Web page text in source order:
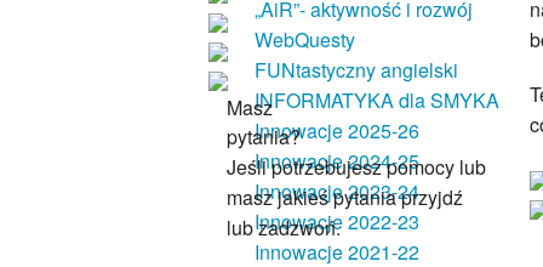
„AiR”- aktywność i rozwój
WebQuesty
FUNtastyczny angielski
INFORMATYKA dla SMYKA
Innowacje 2025-26
Innowacje 2024-25
Innowacje 2023-24
Innowacje 2022-23
Innowacje 2021-22
Masz
pytania?
Jeśli potrzebujesz pomocy lub
masz jakieś pytania przyjdź
lub zadzwoń.